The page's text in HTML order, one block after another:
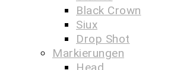
Black Crown
Siux
Drop Shot
Markierungen
Head